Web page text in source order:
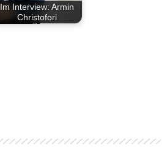
Im Interview: Armin
Christofori